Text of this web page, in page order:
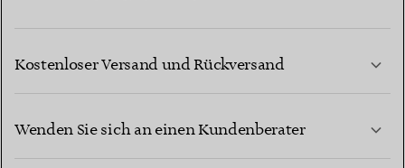
Kostenloser Versand und Rückversand
Wenden Sie sich an einen Kundenberater